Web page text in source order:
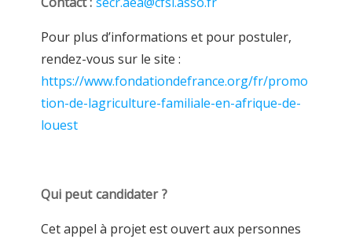
Pour plus d’informations et pour postuler,
rendez-vous sur le site :
https://www.fondationdefrance.org/fr/promo
tion-de-lagriculture-familiale-en-afrique-de-
louest
Qui peut candidater ?
Cet appel à projet est ouvert aux personnes